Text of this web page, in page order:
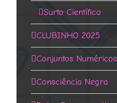
Surto Científico
CLUBINHO 2025
Conjuntos Numéricos
Consciência Negra